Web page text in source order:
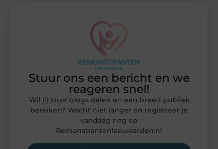
Stuur ons een bericht en we
reageren snel!
Wil jij jouw blogs delen en een breed publiek
bereiken? Wacht niet langer en registreer je
vandaag nog op
Remonstrantenleeuwarden.nl